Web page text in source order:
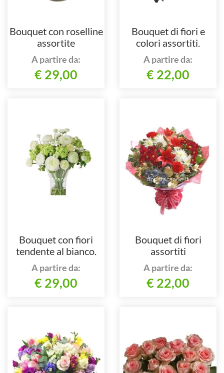
Bouquet con roselline
assortite
A partire da:
€ 29,00
Bouquet di fiori e
colori assortiti.
A partire da:
€ 22,00
Bouquet con fiori
tendente al bianco.
A partire da:
€ 29,00
Bouquet di fiori
assortiti
A partire da:
€ 22,00